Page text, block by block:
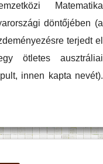
Matematika
döntőjében (a
terjedt el
ötletes ausztráliai
innen kapta nevét).